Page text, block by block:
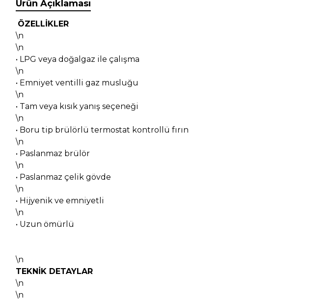
Ürün Açıklaması
ÖZELLİKLER
\n
\n
• LPG veya doğalgaz ile çalışma
\n
• Emniyet ventilli gaz musluğu
\n
• Tam veya kısık yanış seçeneği
\n
• Boru tip brülörlü termostat kontrollü fırın
\n
• Paslanmaz brülör
\n
• Paslanmaz çelik gövde
\n
• Hijyenik ve emniyetli
\n
• Uzun ömürlü
\n
TEKNİK DETAYLAR
\n
\n